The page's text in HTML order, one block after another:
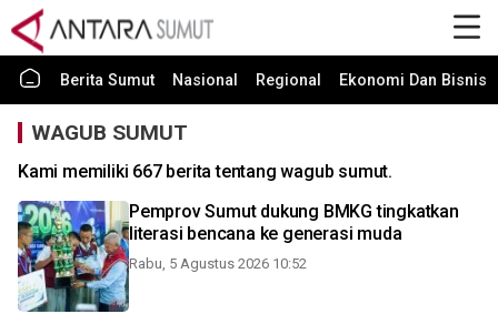
Berita Sumut Nasional Regional Ekonomi Dan Bisnis
WAGUB SUMUT
Kami memiliki 667 berita tentang wagub sumut.
Pemprov Sumut dukung BMKG tingkatkan
literasi bencana ke generasi muda
Rabu, 5 Agustus 2026 10:52